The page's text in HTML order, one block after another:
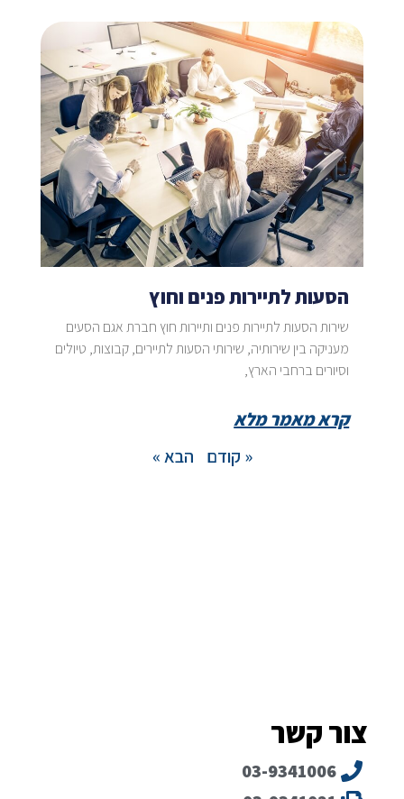
הסעות לתיירות פנים וחוץ
שירות הסעות לתיירות פנים ותיירות חוץ חברת אגם הסעים
מעניקה בין שירותיה, שירותי הסעות לתיירים, קבוצות, טיולים
וסיורים ברחבי הארץ,
קרא מאמר מלא
« קודם
הבא »
צור קשר
03-9341006